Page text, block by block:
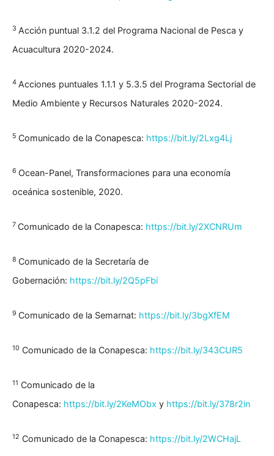
3 Acción puntual 3.1.2 del Programa Nacional de Pesca y
Acuacultura 2020-2024.
4 Acciones puntuales 1.1.1 y 5.3.5 del Programa Sectorial de
Medio Ambiente y Recursos Naturales 2020-2024.
5 Comunicado de la Conapesca: https://bit.ly/2Lxg4Lj
6 Ocean-Panel, Transformaciones para una economía
oceánica sostenible, 2020.
7 Comunicado de la Conapesca: https://bit.ly/2XCNRUm
8 Comunicado de la Secretaría de
Gobernación: https://bit.ly/2Q5pFbi
9 Comunicado de la Semarnat: https://bit.ly/3bgXfEM
10 Comunicado de la Conapesca: https://bit.ly/343CUR5
11 Comunicado de la
Conapesca: https://bit.ly/2KeMObx y https://bit.ly/378r2in
12 Comunicado de la Conapesca: https://bit.ly/2WCHajL